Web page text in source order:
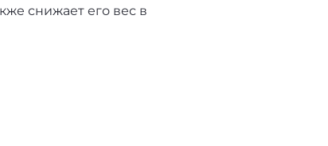
снижает его вес в